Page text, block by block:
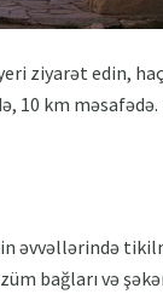
ziyarət edin,
10 km
əvvəllərində
bağları və